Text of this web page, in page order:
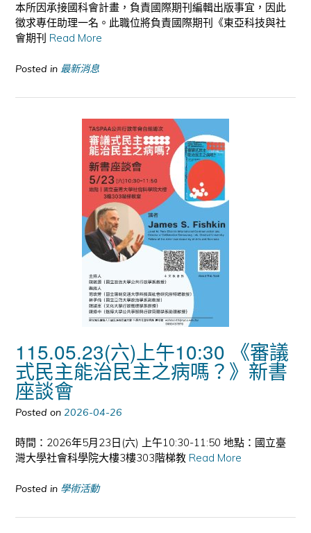
本所因承接國科會計畫，負責國際期刊編輯出版事宜，因此
徵求專任助理一名。此職位將負責國際期刊《東亞科技與社
會期刊 Read More
Posted in 最新消息
115.05.23(六)上午10:30 《審議
式民主能治民主之病嗎？》新書
座談會
Posted on 2026-04-26
時間：2026年5月23日(六) 上午10:30-11:50 地點：國立臺
灣大學社會科學院大樓3樓303階梯教 Read More
Posted in 學術活動